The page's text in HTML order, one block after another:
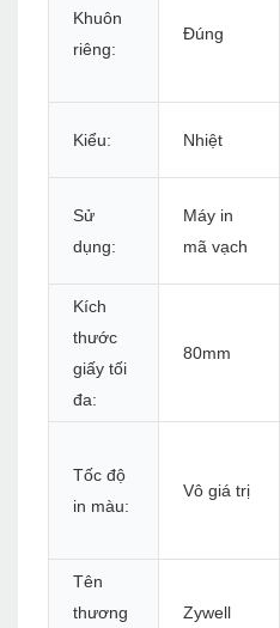
Khuôn
riêng:
Đúng
Kiểu: Nhiệt
Sử
dụng:
Máy in
mã vạch
Kích
thước
giấy tối
đa:
80mm
Tốc độ
in màu:
Vô giá trị
Tên
thương
Zywell